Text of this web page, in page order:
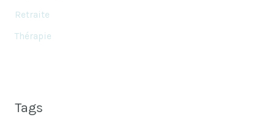
Retraite
Thérapie
Tags